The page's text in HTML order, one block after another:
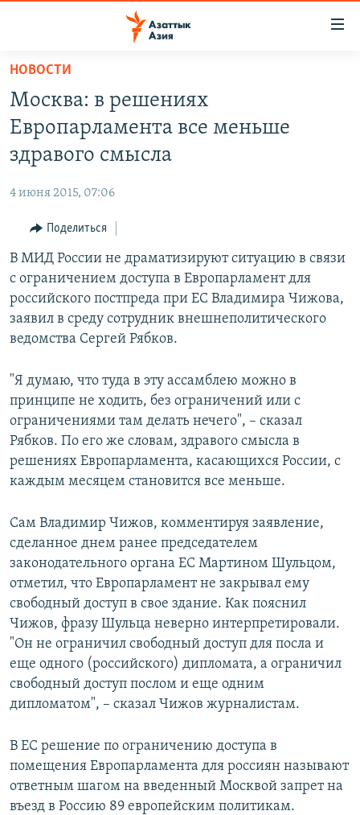
Вернуться
основному
содержанию
Вернутся
главной
Вернутся
поиску
ТАДЖИКИСТАН
ВОЙНА В УКРАИНЕ
КЫРГЫЗЧА
ЎЗБЕКЧА
ТОҶИКӢ
TÜRKMENÇE
Все сайты РСЕ/РС
НОВОСТИ
Москва: в решениях
Европарламента все меньше
здравого смысла
4 июня 2015, 07:06
Поделиться
В МИД России не драматизируют ситуацию в связи
с ограничением доступа в Европарламент для
российского постпреда при ЕС Владимира Чижова,
заявил в среду сотрудник внешнеполитического
ведомства Сергей Рябков.
"Я думаю, что туда в эту ассамблею можно в
принципе не ходить, без ограничений или с
ограничениями там делать нечего", – сказал
Рябков. По его же словам, здравого смысла в
решениях Европарламента, касающихся России, с
каждым месяцем становится все меньше.
Сам Владимир Чижов, комментируя заявление,
сделанное днем ранее председателем
законодательного органа ЕС Мартином Шульцом,
отметил, что Европарламент не закрывал ему
свободный доступ в свое здание. Как пояснил
Чижов, фразу Шульца неверно интерпретировали.
"Он не ограничил свободный доступ для посла и
еще одного (российского) дипломата, а ограничил
свободный доступ послом и еще одним
дипломатом", – сказал Чижов журналистам.
В ЕС решение по ограничению доступа в
помещения Европарламента для россиян называют
ответным шагом на введенный Москвой запрет на
въезд в Россию 89 европейским политикам.